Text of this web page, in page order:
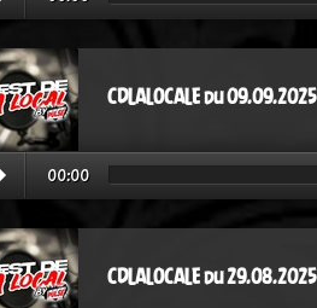
CDLALOCALE du 09.09.2025
00:00
CDLALOCALE du 29.08.2025